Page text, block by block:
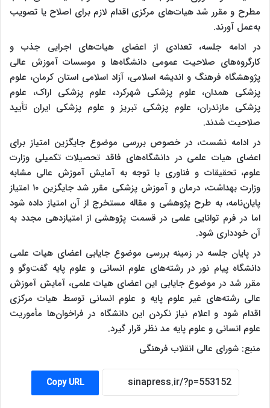
مطرح و مقرر شد هیات‌های مرکزی اقدام لازم برای اصلاح یا تصویب
به‌عمل آورند.
در ادامه جلسه، تعدادی از اعضای هیات‌های اجرایی جذب و
کارگروه‌های صلاحیت عمومی دانشگاه‌ها و موسسات آموزش عالی
پژوهشگاه فرهنگ و اندیشه اسلامی، آزاد اسلامی استان کرمان، علوم
پزشکی همدان، علوم پزشکی شهرکرد، علوم پزشکی اراک، علوم
پزشکی مازندران، علوم پزشکی تبریز و علوم پزشکی ایران تأیید
صلاحیت شدند.
در ادامه نشست، در خصوص بررسی موضوع جایگزین امتیاز برای
اعضای هیات علمی در دانشگاه‌های فاقد تحصیلات تکمیلی وزارت
علوم، تحقیقات و فناوری با توجه به آمایش آموزش عالی مشابه
وزارت بهداشت، درمان و آموزش پزشکی مقرر شد جایگزین ۱۰ امتیاز
پایان‌نامه، به طرح پژوهشی و مقاله مستخرج از آن امتیاز داده شود
اما در فرم توانایی علمی در قسمت پژوهشی از امتیازدهی مجدد به
آن خودداری شود.
در پایان جلسه در زمینه بررسی موضوع جایابی اعضای هیات علمی
دانشگاه پیام نور در رشته‌های علوم انسانی و علوم پایه گفت‌وگو و
مقرر شد در موضوع جایابی این اعضای هیات علمی، آمایش آموزش
عالی رشته‌های غیر علوم پایه و علوم انسانی توسط هیات مرکزی
اقدام شود و اعلام نیاز نکردن این دانشگاه در فراخوان‌ها مأموریت
علوم انسانی و علوم پایه مد نظر قرار گیرد.
منبع: شورای عالی انقلاب فرهنگی
Copy URL